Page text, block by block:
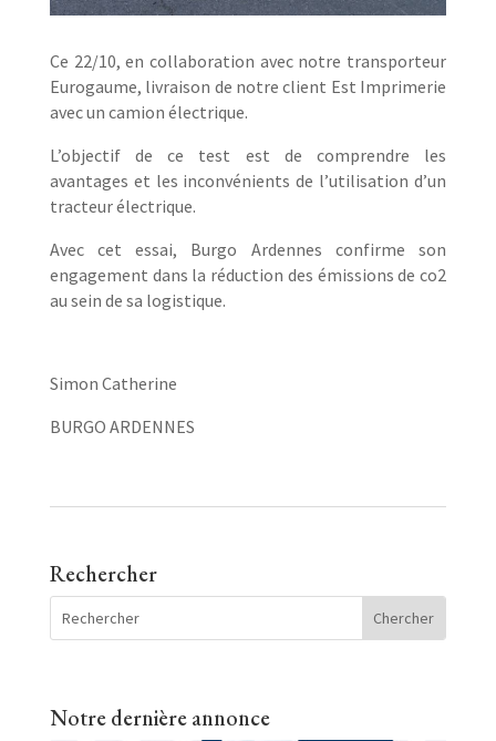
Ce 22/10, en collaboration avec notre transporteur
Eurogaume, livraison de notre client Est Imprimerie
avec un camion électrique.
L’objectif de ce test est de comprendre les
avantages et les inconvénients de l’utilisation d’un
tracteur électrique.
Avec cet essai, Burgo Ardennes confirme son
engagement dans la réduction des émissions de co2
au sein de sa logistique.
Simon Catherine
BURGO ARDENNES
Rechercher
Notre dernière annonce